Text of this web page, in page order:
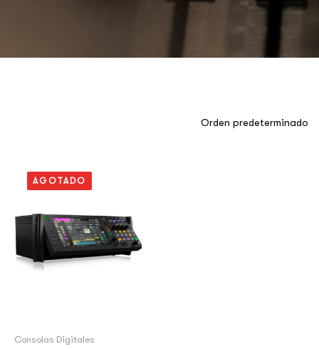
AGOTADO
Consolas Digitales